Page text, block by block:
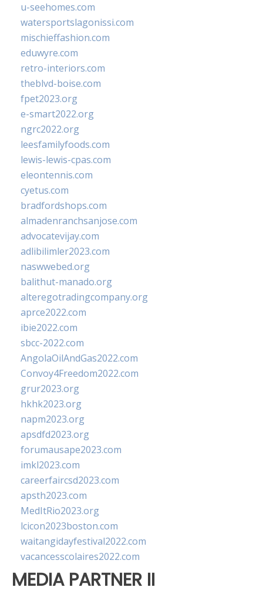
u-seehomes.com
watersportslagonissi.com
mischieffashion.com
eduwyre.com
retro-interiors.com
theblvd-boise.com
fpet2023.org
e-smart2022.org
ngrc2022.org
leesfamilyfoods.com
lewis-lewis-cpas.com
eleontennis.com
cyetus.com
bradfordshops.com
almadenranchsanjose.com
advocatevijay.com
adlibilimler2023.com
naswwebed.org
balithut-manado.org
alteregotradingcompany.org
aprce2022.com
ibie2022.com
sbcc-2022.com
AngolaOilAndGas2022.com
Convoy4Freedom2022.com
grur2023.org
hkhk2023.org
napm2023.org
apsdfd2023.org
forumausape2023.com
imkl2023.com
careerfaircsd2023.com
apsth2023.com
MedItRio2023.org
lcicon2023boston.com
waitangidayfestival2022.com
vacancesscolaires2022.com
MEDIA PARTNER II